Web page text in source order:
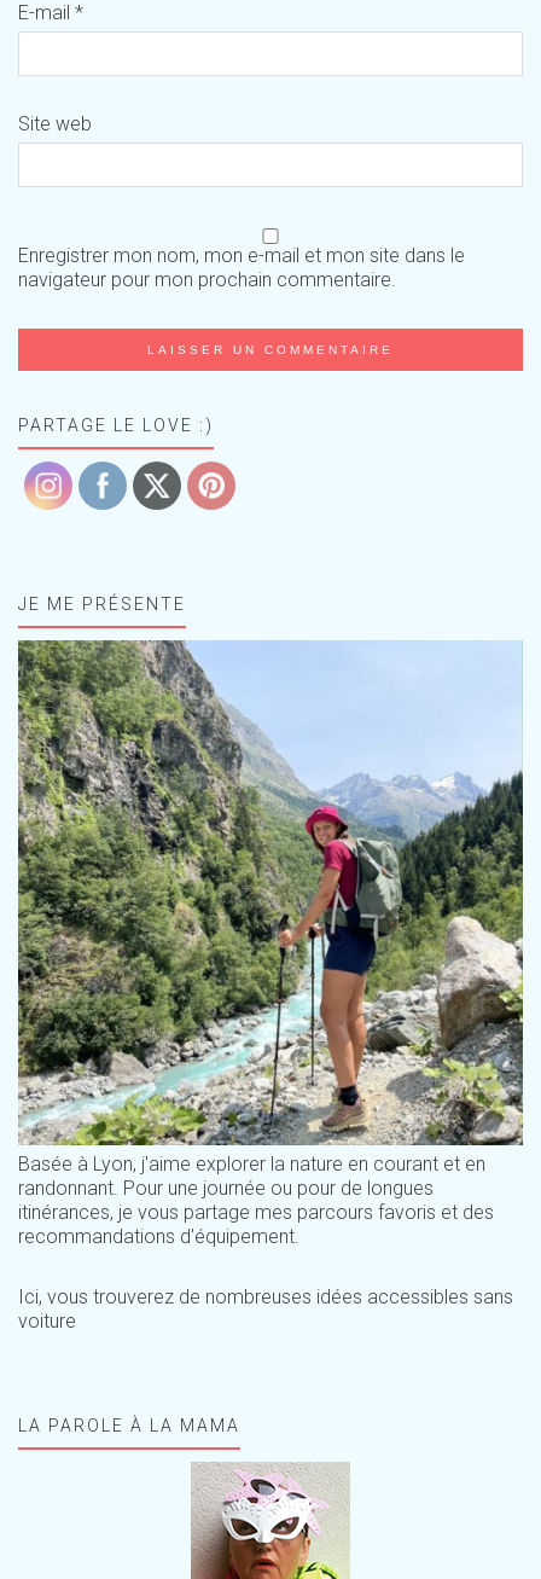
E-mail *
Site web
Enregistrer mon nom, mon e-mail et mon site dans le
navigateur pour mon prochain commentaire.
PARTAGE LE LOVE :)
JE ME PRÉSENTE
Basée à Lyon, j'aime explorer la nature en courant et en
randonnant. Pour une journée ou pour de longues
itinérances, je vous partage mes parcours favoris et des
recommandations d'équipement.
Ici, vous trouverez de nombreuses idées accessibles sans
voiture
LA PAROLE À LA MAMA